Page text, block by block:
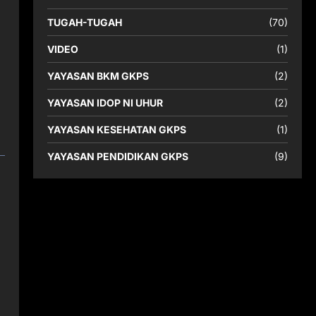
TUGAH-TUGAH (70)
VIDEO (1)
YAYASAN BKM GKPS (2)
YAYASAN IDOP NI UHUR (2)
YAYASAN KESEHATAN GKPS (1)
YAYASAN PENDIDIKAN GKPS (9)